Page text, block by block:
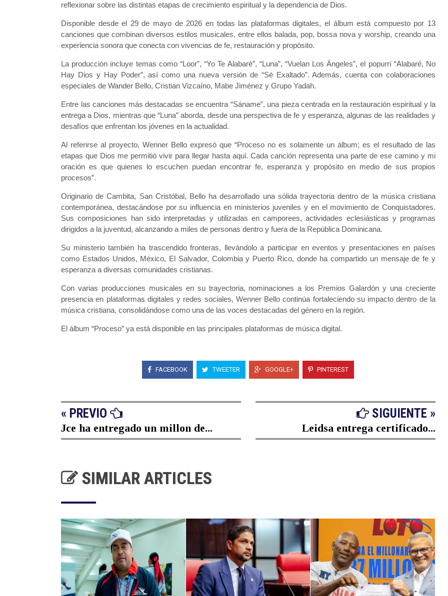
reflexionar sobre las distintas etapas de crecimiento espiritual y la dependencia de Dios.
Disponible desde el 29 de mayo de 2026 en todas las plataformas digitales, el álbum está compuesto por 13
canciones que combinan diversos estilos musicales, entre ellos balada, pop, bossa nova y worship, creando una
experiencia sonora que conecta con vivencias de fe, restauración y propósito.
La producción incluye temas como “Loor”, “Yo Te Alabaré”, “Luna”, “Vuelan Los Ángeles”, el popurrí “Alabaré, No
Hay Dios y Hay Poder”, así como una nueva versión de “Sé Exaltado”. Además, cuenta con colaboraciones
especiales de Wander Bello, Cristian Vizcaíno, Mabe Jiménez y Grupo Yadah.
Entre las canciones más destacadas se encuentra “Sáname”, una pieza centrada en la restauración espiritual y la
entrega a Dios, mientras que “Luna” aborda, desde una perspectiva de fe y esperanza, algunas de las realidades y
desafíos que enfrentan los jóvenes en la actualidad.
Al referirse al proyecto, Wenner Bello expresó que “Proceso no es solamente un álbum; es el resultado de las
etapas que Dios me permitió vivir para llegar hasta aquí. Cada canción representa una parte de ese camino y mi
oración es que quienes lo escuchen puedan encontrar fe, esperanza y propósito en medio de sus propios
procesos”.
Originario de Cambita, San Cristóbal, Bello ha desarrollado una sólida trayectoria dentro de la música cristiana
contemporánea, destacándose por su influencia en ministerios juveniles y en el movimiento de Conquistadores.
Sus composiciones han sido interpretadas y utilizadas en camporees, actividades eclesiásticas y programas
dirigidos a la juventud, alcanzando a miles de personas dentro y fuera de la República Dominicana.
Su ministerio también ha trascendido fronteras, llevándolo a participar en eventos y presentaciones en países
como Estados Unidos, México, El Salvador, Colombia y Puerto Rico, donde ha compartido un mensaje de fe y
esperanza a diversas comunidades cristianas.
Con varias producciones musicales en su trayectoria, nominaciones a los Premios Galardón y una creciente
presencia en plataformas digitales y redes sociales, Wenner Bello continúa fortaleciendo su impacto dentro de la
música cristiana, consolidándose como una de las voces destacadas del género en la región.
El álbum “Proceso” ya está disponible en las principales plataformas de música digital.
FACEBOOK TWEETER GOOGLE+ PINTEREST
« PREVIO
Jce ha entregado un millon de...
SIGUIENTE »
Leidsa entrega certificado...
SIMILAR ARTICLES